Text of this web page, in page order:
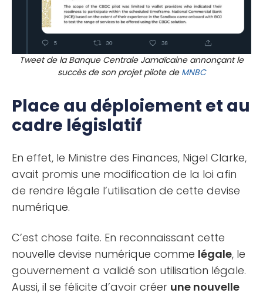
Tweet de la Banque Centrale Jamaïcaine annonçant le
succès de son projet pilote de MNBC
Place au déploiement et au
cadre législatif
En effet, le Ministre des Finances, Nigel Clarke,
avait promis une modification de la loi afin
de rendre légale l’utilisation de cette devise
numérique.
C’est chose faite. En reconnaissant cette
nouvelle devise numérique comme légale, le
gouvernement a validé son utilisation légale.
Aussi, il se félicite d’avoir créer une nouvelle